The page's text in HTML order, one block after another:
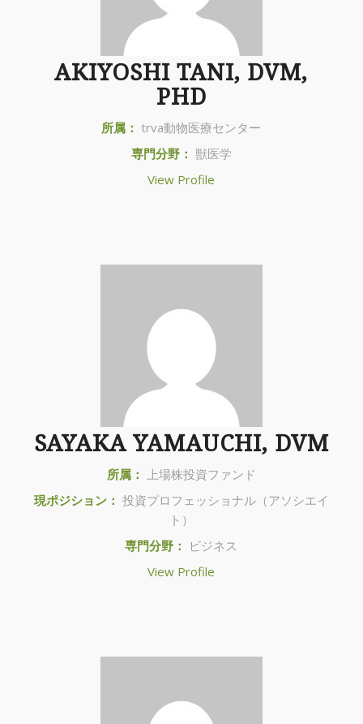
AKIYOSHI TANI, DVM,
PHD
所属： trva動物医療センター
専門分野： 獣医学
View Profile
SAYAKA YAMAUCHI, DVM
所属：
上場株投資ファンド
現ポジション： 投資プロフェッショナル（アソシエイ
ト）
専門分野：
ビジネス
View Profile